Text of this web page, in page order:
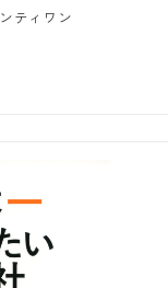
ティワン